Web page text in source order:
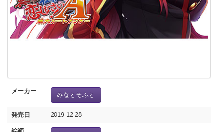
メーカー
みなとそふと
発売日 2019-12-28